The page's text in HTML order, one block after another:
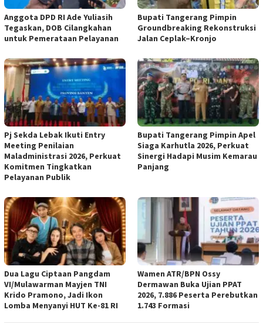
Anggota DPD RI Ade Yuliasih
Tegaskan, DOB Cilangkahan
untuk Pemerataan Pelayanan
Bupati Tangerang Pimpin
Groundbreaking Rekonstruksi
Jalan Ceplak–Kronjo
Pj Sekda Lebak Ikuti Entry
Meeting Penilaian
Maladministrasi 2026, Perkuat
Komitmen Tingkatkan
Pelayanan Publik
Bupati Tangerang Pimpin Apel
Siaga Karhutla 2026, Perkuat
Sinergi Hadapi Musim Kemarau
Panjang
Dua Lagu Ciptaan Pangdam
VI/Mulawarman Mayjen TNI
Krido Pramono, Jadi Ikon
Lomba Menyanyi HUT Ke-81 RI
Wamen ATR/BPN Ossy
Dermawan Buka Ujian PPAT
2026, 7.886 Peserta Perebutkan
1.743 Formasi